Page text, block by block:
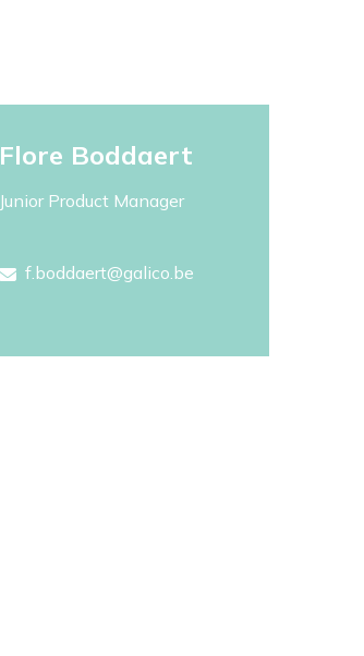
Flore Boddaert
Junior Product Manager
f.boddaert@galico.be